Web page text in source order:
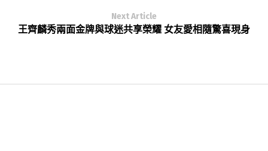
Next Article
王齊麟秀兩面金牌與球迷共享榮耀 女友愛相隨驚喜現身